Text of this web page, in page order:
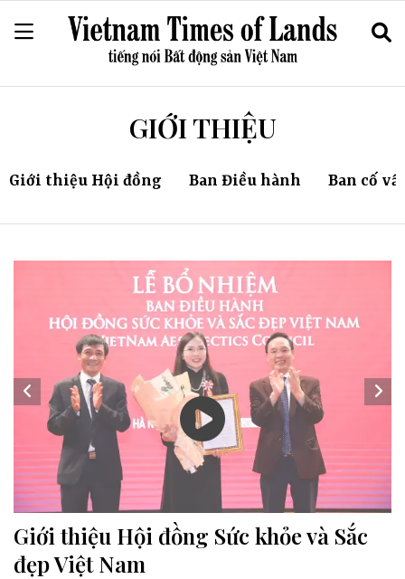
GIỚI THIỆU
Giới thiệu Hội đồng Ban Điều hành Ban cố
Giới thiệu Hội đồng Sức khỏe và Sắc
đẹp Việt Nam